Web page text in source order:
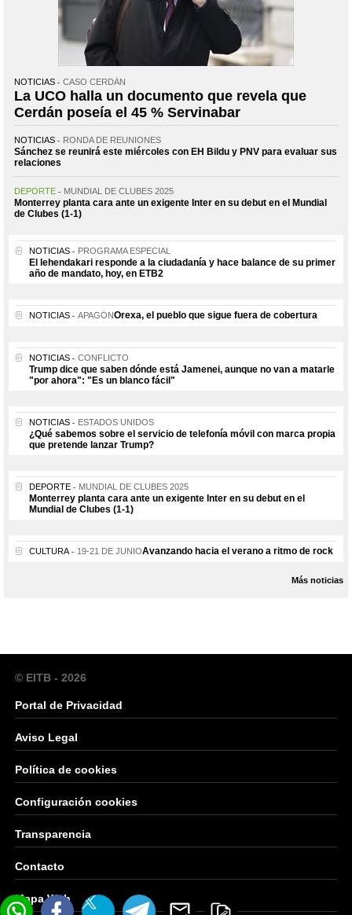
NOTICIAS CASO CERDÁN
La UCO halla un documento que revela que
Cerdán poseía el 45 % Servinabar
NOTICIAS RONDA DE REUNIONES
Sánchez se reunirá este miércoles con EH Bildu y PNV para evaluar sus
relaciones
DEPORTE MUNDIAL DE CLUBES 2025
Monterrey planta cara ante un exigente Inter en su debut en el Mundial
de Clubes (1-1)
NOTICIAS PROGRAMA ESPECIAL
El lehendakari responde a la ciudadanía y hace balance de su primer
año de mandato, hoy, en ETB2
NOTICIAS APAGÓNOrexa, el pueblo que sigue fuera de cobertura
NOTICIAS CONFLICTO
Trump dice que saben dónde está Jamenei, aunque no van a matarle
"por ahora": "Es un blanco fácil"
NOTICIAS ESTADOS UNIDOS
¿Qué sabemos sobre el servicio de telefonía móvil con marca propia
que pretende lanzar Trump?
DEPORTE MUNDIAL DE CLUBES 2025
Monterrey planta cara ante un exigente Inter en su debut en el
Mundial de Clubes (1-1)
CULTURA 19-21 DE JUNIOAvanzando hacia el verano a ritmo de rock
Más noticias
© EITB - 2026
Portal de Privacidad
Aviso Legal
Política de cookies
Configuración cookies
Transparencia
Contacto
Mapa Web